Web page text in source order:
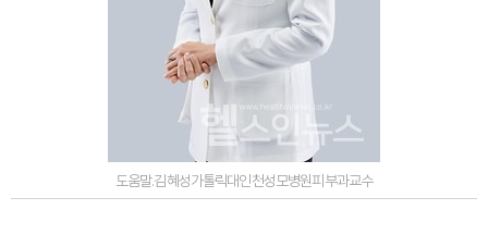
도움말.김혜성가톨릭대인천성모병원피부과교수